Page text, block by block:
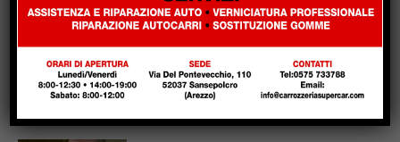
Due anziani, un finto poliziotto e un
inseguimento sulla E45